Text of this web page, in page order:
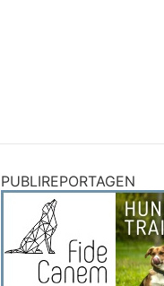
PUBLIREPORTAGEN